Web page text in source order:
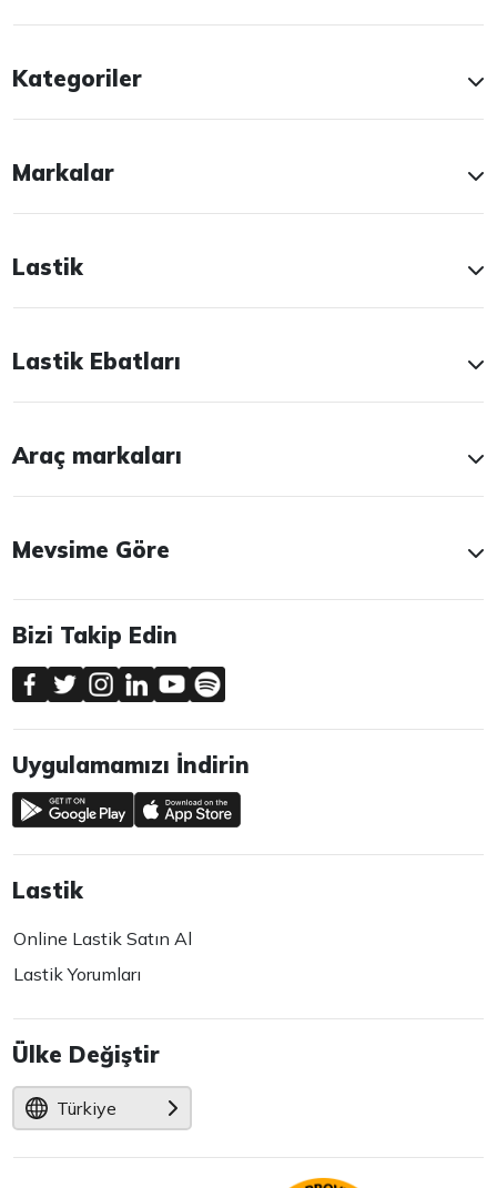
Kategoriler
Markalar
Lastik
Lastik Ebatları
Araç markaları
Mevsime Göre
Bizi Takip Edin
Uygulamamızı İndirin
Lastik
Online Lastik Satın Al
Lastik Yorumları
Ülke Değiştir
Türkiye